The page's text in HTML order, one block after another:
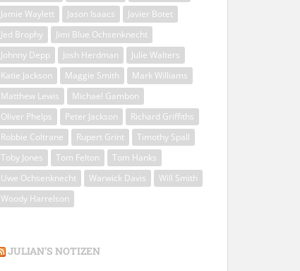
Jamie Waylett
Jason Isaacs
Javier Botet
Jed Brophy
Jimi Blue Ochsenknecht
Johnny Depp
Josh Herdman
Julie Walters
Katie Jackson
Maggie Smith
Mark Williams
Matthew Lewis
Michael Gambon
Oliver Phelps
Peter Jackson
Richard Griffiths
Robbie Coltrane
Rupert Grint
Timothy Spall
Toby Jones
Tom Felton
Tom Hanks
Uwe Ochsenknecht
Warwick Davis
Will Smith
Woody Harrelson
JULIAN’S NOTIZEN